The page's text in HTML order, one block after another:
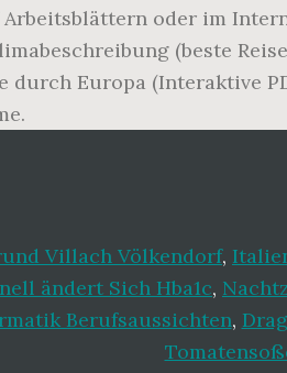
oder im
(beste
durch Europa (Interaktive
Villach Völkendorf,
ändert Sich Hba1c,
Berufsaussichten,